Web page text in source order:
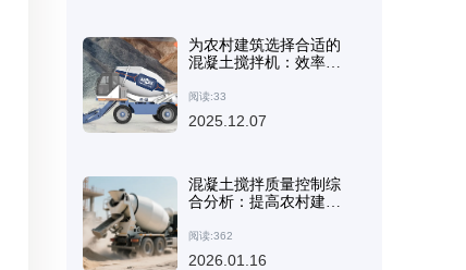
为农村建筑选择合适的
混凝土搅拌机：效率、
阅读:33
2025.12.07
混凝土搅拌质量控制综
合分析：提高农村建筑
阅读:362
2026.01.16